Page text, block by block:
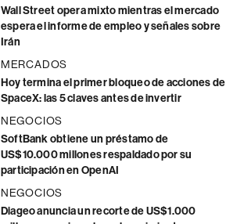
Wall Street opera mixto mientras el mercado
espera el informe de empleo y señales sobre
Irán
MERCADOS
Hoy termina el primer bloqueo de acciones de
SpaceX: las 5 claves antes de invertir
NEGOCIOS
SoftBank obtiene un préstamo de
US$10.000 millones respaldado por su
participación en OpenAI
NEGOCIOS
Diageo anuncia un recorte de US$1.000